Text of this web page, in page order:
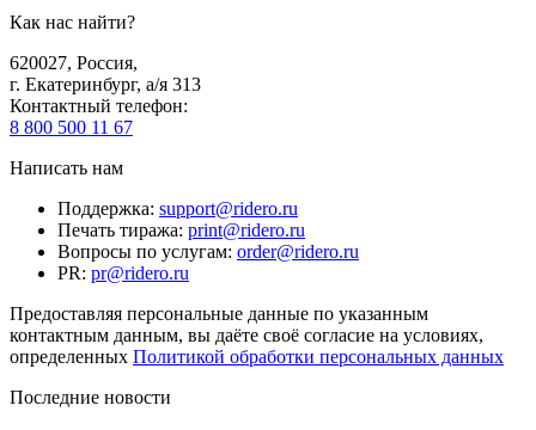
Как нас найти?
620027, Россия,
г. Екатеринбург, а/я 313
Контактный телефон:
8 800 500 11 67
Написать нам
Поддержка: support@ridero.ru
Печать тиража: print@ridero.ru
Вопросы по услугам: order@ridero.ru
PR: pr@ridero.ru
Предоставляя персональные данные по указанным
контактным данным, вы даёте своё согласие на условиях,
определенных Политикой обработки персональных данных
Последние новости